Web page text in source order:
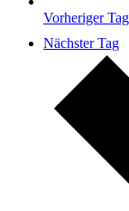
Vorheriger Tag
Nächster Tag